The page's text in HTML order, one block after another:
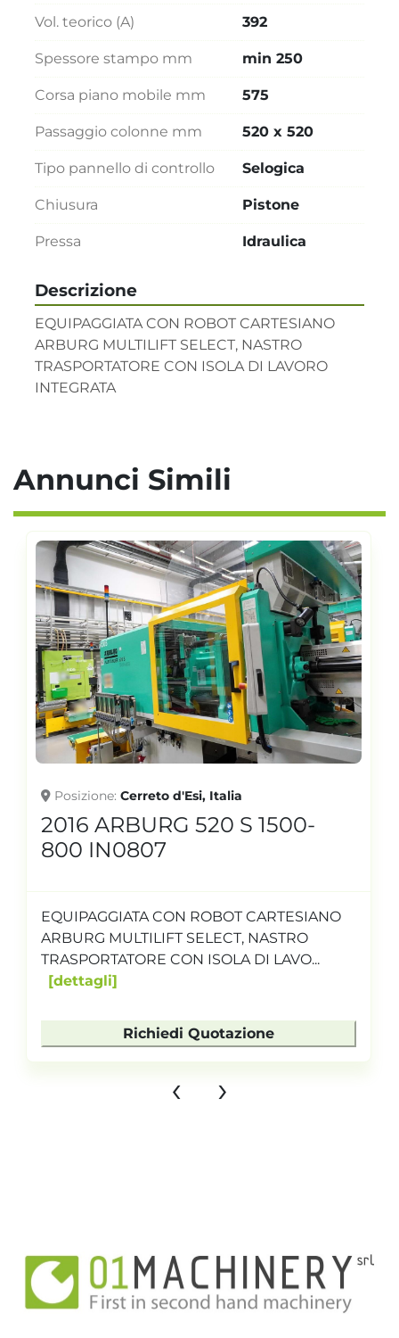
Descrizione
EQUIPAGGIATA CON ROBOT CARTESIANO
ARBURG MULTILIFT SELECT, NASTRO
TRASPORTATORE CON ISOLA DI LAVORO
INTEGRATA
Vol. teorico (A) 392
Spessore stampo mm min 250
Corsa piano mobile mm 575
Passaggio colonne mm 520 x 520
Tipo pannello di controllo Selogica
Chiusura Pistone
Pressa Idraulica
Annunci Simili
Posizione Cerreto d'Esi, Italia
2016 ARBURG 520 S 1500-
800 IN0807
EQUIPAGGIATA CON ROBOT CARTESIANO
ARBURG MULTILIFT SELECT, NASTRO
TRASPORTATORE CON ISOLA DI LAVO...
dettagli
Richiedi Quotazione
‹ ›